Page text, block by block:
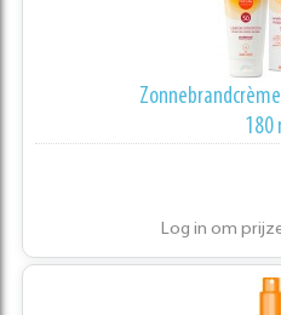
180
Log in om